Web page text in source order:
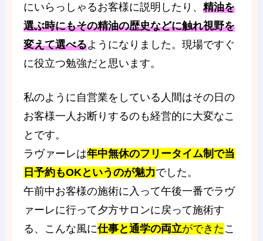
にいらっしゃるお客様に説明したり、 精油を
選ぶ時にもその精油の歴史などに触れ視野を
変えて選べるようになりました。現場ですぐ
に役立つ勉強だと思います。
私のように自営業をしている人間はその日の
お客様一人お断りするのも経営的に大変なこ
とです。
ラヴァーレは年中無休のフリータイム制で当
日予約もOKというのが魅力でした。
午前中お客様の施術に入って午後一番でラヴ
ァーレに行って夕方サロンに戻って施術す
る、こんな風に仕事と通学の両立ができた こ